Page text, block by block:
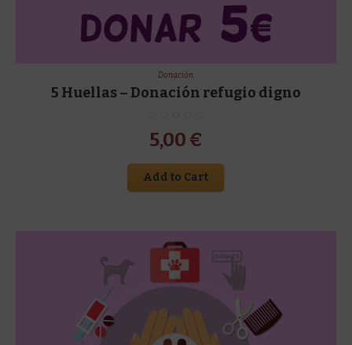
Donación
5 Huellas – Donación refugio digno
5,00 €
Add to Cart